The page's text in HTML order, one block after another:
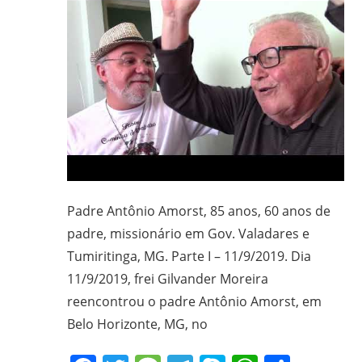
Movimentos
Urbanos,
Padre Antônio Amorst, 85 anos, 60 anos de
padre, missionário em Gov. Valadares e
Tumiritinga, MG. Parte I – 11/9/2019. Dia
11/9/2019, frei Gilvander Moreira
reencontrou o padre Antônio Amorst, em
Belo Horizonte, MG, no